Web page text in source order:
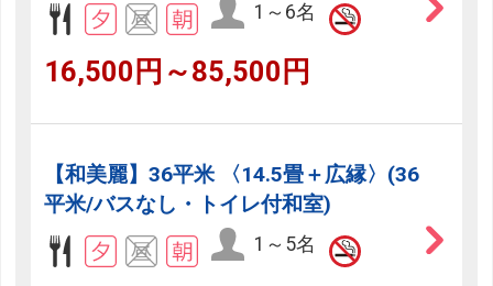
1～6名
16,500円～85,500円
【和美麗】36平米 〈14.5畳＋広縁〉(36
平米/バスなし・トイレ付和室)
1～5名